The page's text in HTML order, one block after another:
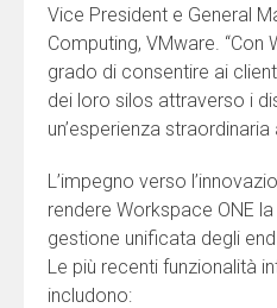
Vice President e General
Computing, VMware. “Con
grado di consentire ai
dei loro silos attraverso i
un’esperienza
L’impegno verso
rendere Workspace ONE
gestione unificata degli
Le più recenti funzionalità
includono: